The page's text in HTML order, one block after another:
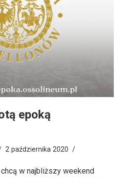
epoką
2 października 2020
w najbliższy weekend